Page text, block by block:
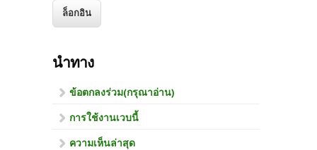
นำทาง
ข้อตกลงร่วม(กรุณาอ่าน)
การใช้งานเวบนี้
ความเห็นล่าสุด